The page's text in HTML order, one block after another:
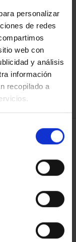
personalizar
de redes
web con
y análisis
información
recopilado a